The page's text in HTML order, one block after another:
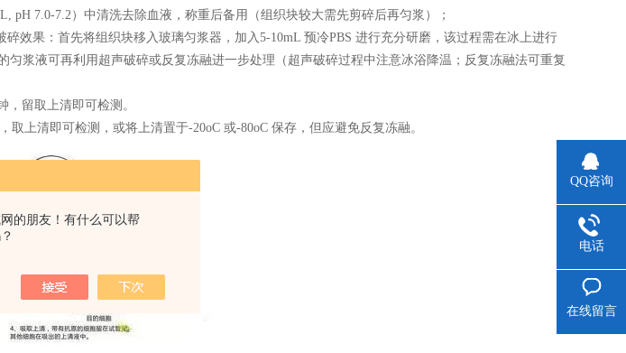
的朋友！有什么可以帮
pH 7.0-7.2）中清洗去除血液，称重后备用（组织块较大需先剪碎后再匀浆）；
效果：首先将组织块移入玻璃匀浆器，加入5-10mL 预冷PBS 进行充分研磨，该过程需在冰上进行
匀浆液可再利用超声破碎或反复冻融进一步处理（超声破碎过程中注意冰浴降温；反复冻融法可重复
，留取上清即可检测。
取上清即可检测，或将上清置于-20oC 或-80oC 保存，但应避免反复冻融。
QQ咨询
电话
在线留言